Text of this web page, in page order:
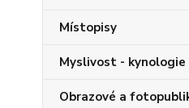
Místopisy
Myslivost - kynologie
Obrazové a